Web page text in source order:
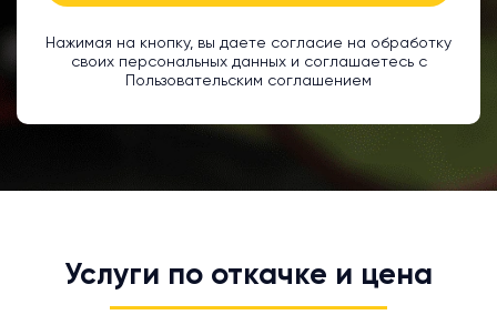
Нажимая на кнопку, вы даете согласие на обработку
своих персональных данных и соглашаетесь с
Пользовательским соглашением
Услуги по откачке и цена